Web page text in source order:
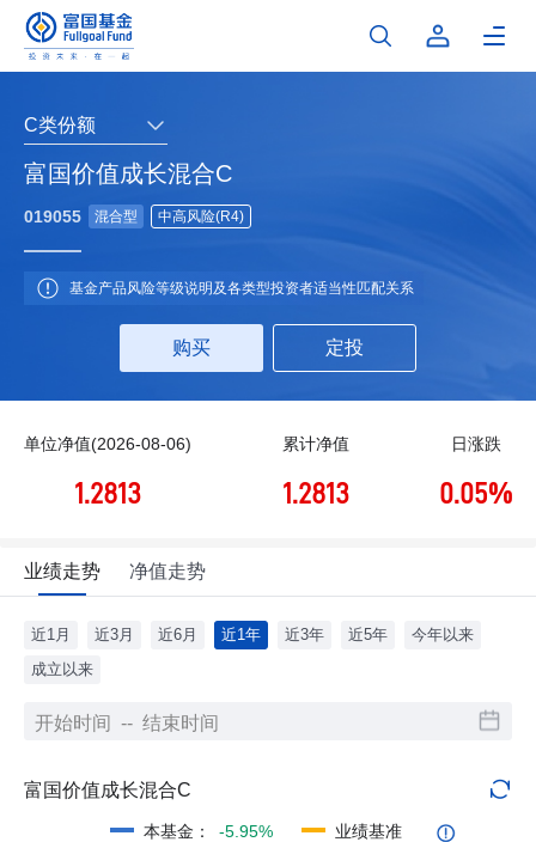
富国价值成长混合C
C类份额
019055 混合型 中高风险(R4)
基金产品风险等级说明及各类型投资者适当性匹配关系
购买 定投
单位净值(2026-08-06)
1.2813
累计净值
1.2813
日涨跌
0.05%
业绩走势 净值走势
近1月 近3月 近6月 近1年 近3年 近5年
今年以来
成立以来
富国价值成长混合C
本基金 ： -5.95% 业绩基准